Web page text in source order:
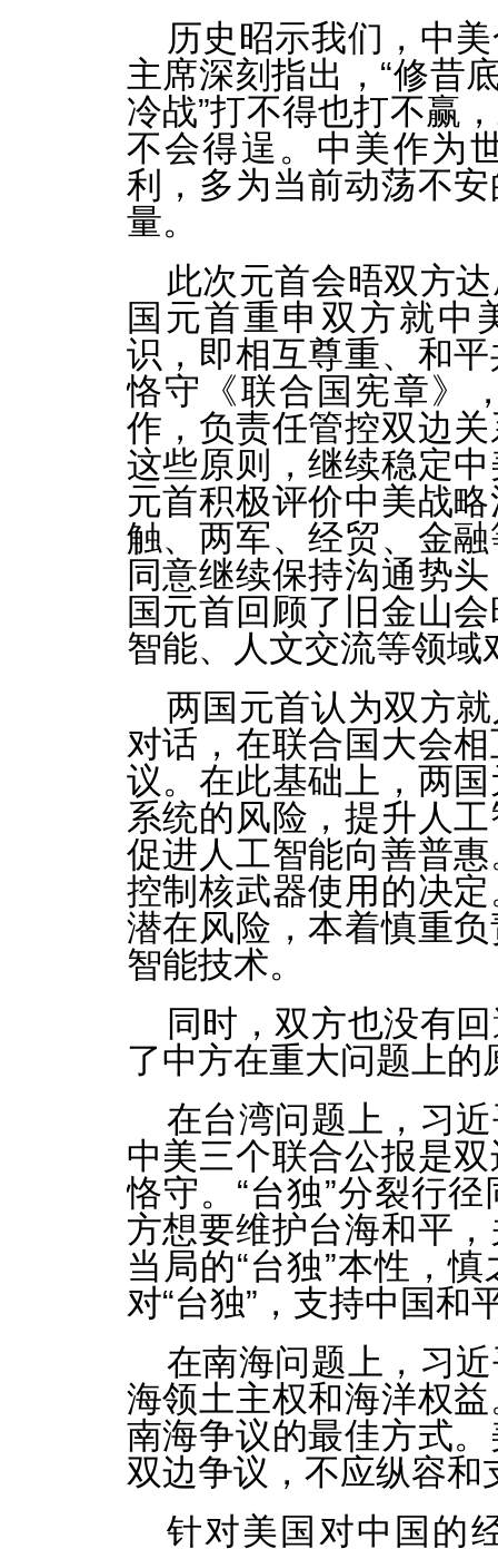
历史昭示我们，中
主席深刻指出，“修昔
冷战”打不得也打不赢
不会得逞。中美作为
利，多为当前动荡不
量。
此次元首会晤双方
国元首重申双方就中
识，即相互尊重、和
恪守《联合国宪章》
作，负责任管控双边
这些原则，继续稳定
元首积极评价中美战
触、两军、经贸、金
同意继续保持沟通势
国元首回顾了旧金山
智能、人文交流等领
两国元首认为双方
对话，在联合国大会
议。在此基础上，两
系统的风险，提升人
促进人工智能向善普
控制核武器使用的决
潜在风险，本着慎重
智能技术。
同时，双方也没有
了中方在重大问题上的
在台湾问题上，习
中美三个联合公报是
恪守。“台独”分裂行
方想要维护台海和平
当局的“台独”本性，
对“台独”，支持中国和
在南海问题上，习
海领土主权和海洋权
南海争议的最佳方式
双边争议，不应纵容和
针对美国对中国的